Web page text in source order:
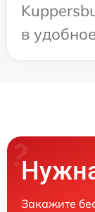
в
Закажите